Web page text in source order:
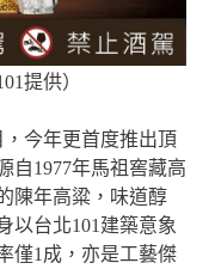
提供）
今年更首度推出頂
自1977年馬祖窖藏高
陳年高粱，味道醇
以台北101建築意象
僅1成，亦是工藝傑